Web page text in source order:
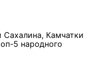
Камчатки
5 народного